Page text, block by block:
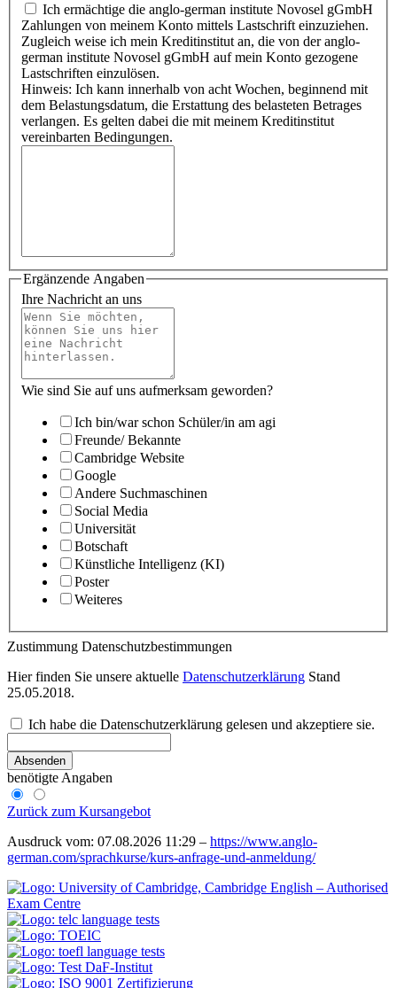
Ich ermächtige die anglo-german institute Novosel gGmbH
Zahlungen von meinem Konto mittels Lastschrift einzuziehen.
Zugleich weise ich mein Kreditinstitut an, die von der anglo-
german institute Novosel gGmbH auf mein Konto gezogene
Lastschriften einzulösen.
Hinweis: Ich kann innerhalb von acht Wochen, beginnend mit
dem Belastungsdatum, die Erstattung des belasteten Betrages
verlangen. Es gelten dabei die mit meinem Kreditinstitut
vereinbarten Bedingungen.
Ergänzende Angaben
Ihre Nachricht an uns
Wie sind Sie auf uns aufmerksam geworden?
Ich bin/war schon Schüler/in am agi
Freunde/ Bekannte
Cambridge Website
Google
Andere Suchmaschinen
Social Media
Universität
Botschaft
Künstliche Intelligenz (KI)
Poster
Weiteres
Zustimmung Datenschutzbestimmungen
Hier finden Sie unsere aktuelle Datenschutzerklärung Stand
25.05.2018.
Ich habe die Datenschutzerklärung gelesen und akzeptiere sie.
Absenden
benötigte Angaben
Zurück zum Kursangebot
Ausdruck vom: 07.08.2026 11:29 – https://www.anglo-
german.com/sprachkurse/kurs-anfrage-und-anmeldung/